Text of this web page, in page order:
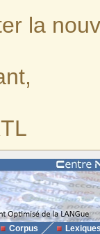
la
Corpus